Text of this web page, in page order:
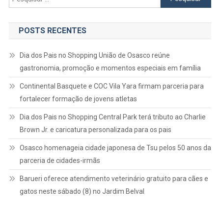
por:
POSTS RECENTES
Dia dos Pais no Shopping União de Osasco reúne
gastronomia, promoção e momentos especiais em família
Continental Basquete e COC Vila Yara firmam parceria para
fortalecer formação de jovens atletas
Dia dos Pais no Shopping Central Park terá tributo ao Charlie
Brown Jr. e caricatura personalizada para os pais
Osasco homenageia cidade japonesa de Tsu pelos 50 anos da
parceria de cidades-irmãs
Barueri oferece atendimento veterinário gratuito para cães e
gatos neste sábado (8) no Jardim Belval